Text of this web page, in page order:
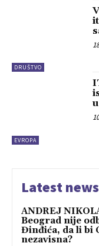
DRUŠTVO
EVROPA
Latest news
ANDREJ
Beograd nije
Đinđića, da li bi
nezavisna?